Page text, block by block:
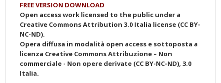
FREE VERSION DOWNLOAD
Open access work licensed to the public under a
Creative Commons Attribution 3.0 Italia license (CC BY-
NC-ND).
Opera diffusa in modalità open access e sottoposta a
licenza Creative Commons Attribuzione – Non
commerciale - Non opere derivate (CC BY-NC-ND), 3.0
Italia.